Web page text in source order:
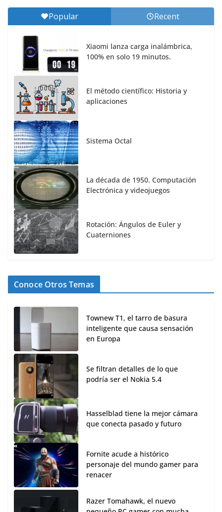
Popular Recent
Xiaomi lanza carga inalámbrica,
100% en solo 19 minutos.
El método científico: Historia y
aplicaciones
Sistema Octal
La década de 1950. Computación
Electrónica y videojuegos
Rotación: Ángulos de Euler y
Cuaterniones
Conoce Otros Temas
Townew T1, el tarro de basura
inteligente que causa sensación
en Europa
Se filtran detalles de lo que
podría ser el Nokia 5.4
Hasselblad tiene la mejor cámara
que conecta pasado y futuro
Fornite acude a histórico
personaje del mundo gamer para
renacer
Razer Tomahawk, el nuevo